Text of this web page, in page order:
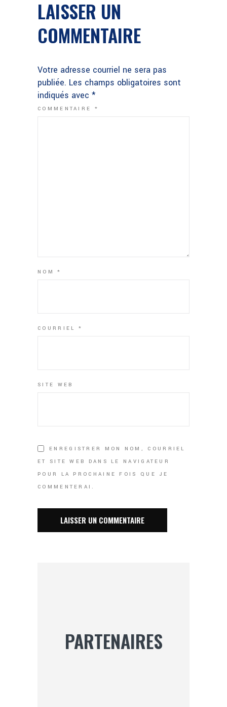
LAISSER UN
COMMENTAIRE
Votre adresse courriel ne sera pas
publiée. Les champs obligatoires sont
indiqués avec *
COMMENTAIRE *
NOM*
COURRIEL *
SITE WEB
ENREGISTRER MON NOM, COURRIEL
ET SITE WEB DANS LE NAVIGATEUR
POUR LA PROCHAINE FOIS QUE JE
COMMENTERAI.
PARTENAIRES